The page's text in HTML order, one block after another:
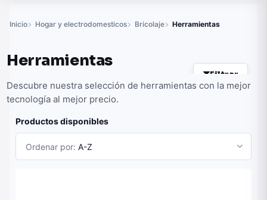
Inicio Hogar y electrodomesticos Bricolaje Herramientas
Herramientas
Filtrar
Descubre nuestra selección de herramientas con la mejor
tecnología al mejor precio.
Productos disponibles
Ordenar por: A-Z